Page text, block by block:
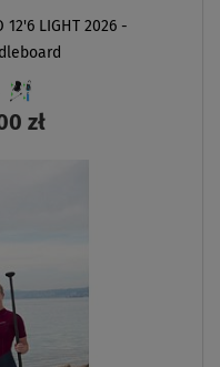
12'6 LIGHT 2026 -
zł